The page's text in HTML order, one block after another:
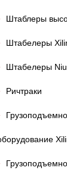
Штаблеры
Штабелеры
Штабелеры
Ричтраки